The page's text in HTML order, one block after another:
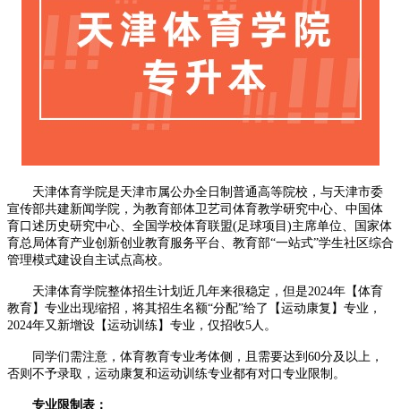
天津体育学院是天津市属公办全日制普通高等院校，与天津市委
宣传部共建新闻学院，为教育部体卫艺司体育教学研究中心、中国体
育口述历史研究中心、全国学校体育联盟(足球项目)主席单位、国家体
育总局体育产业创新创业教育服务平台、教育部“一站式”学生社区综合
管理模式建设自主试点高校。
天津体育学院整体招生计划近几年来很稳定，但是2024年【体育
教育】专业出现缩招，将其招生名额“分配”给了【运动康复】专业，
2024年又新增设【运动训练】专业，仅招收5人。
同学们需注意，体育教育专业考体侧，且需要达到60分及以上，
否则不予录取，运动康复和运动训练专业都有对口专业限制。
专业限制表：